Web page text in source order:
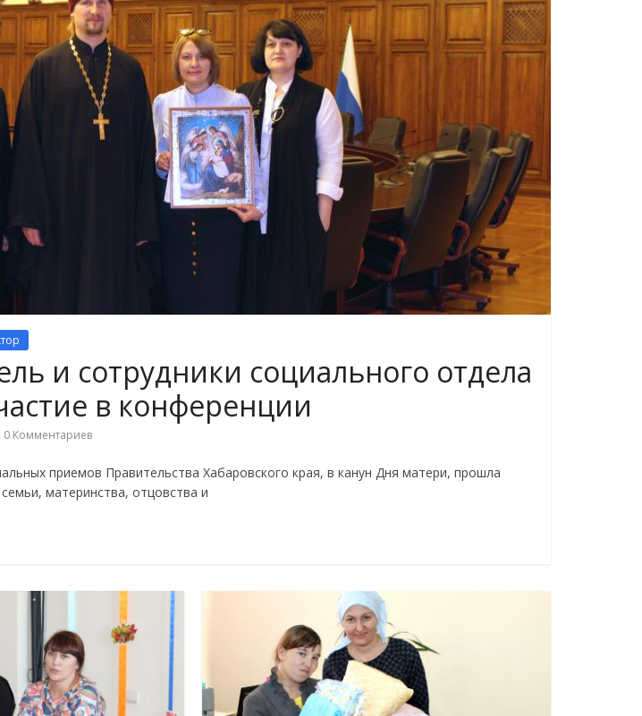
и сотрудники социального отдела
в конференции
0 Комментариев
приемов Правительства Хабаровского края, в канун Дня матери, прошла
материнства, отцовства и